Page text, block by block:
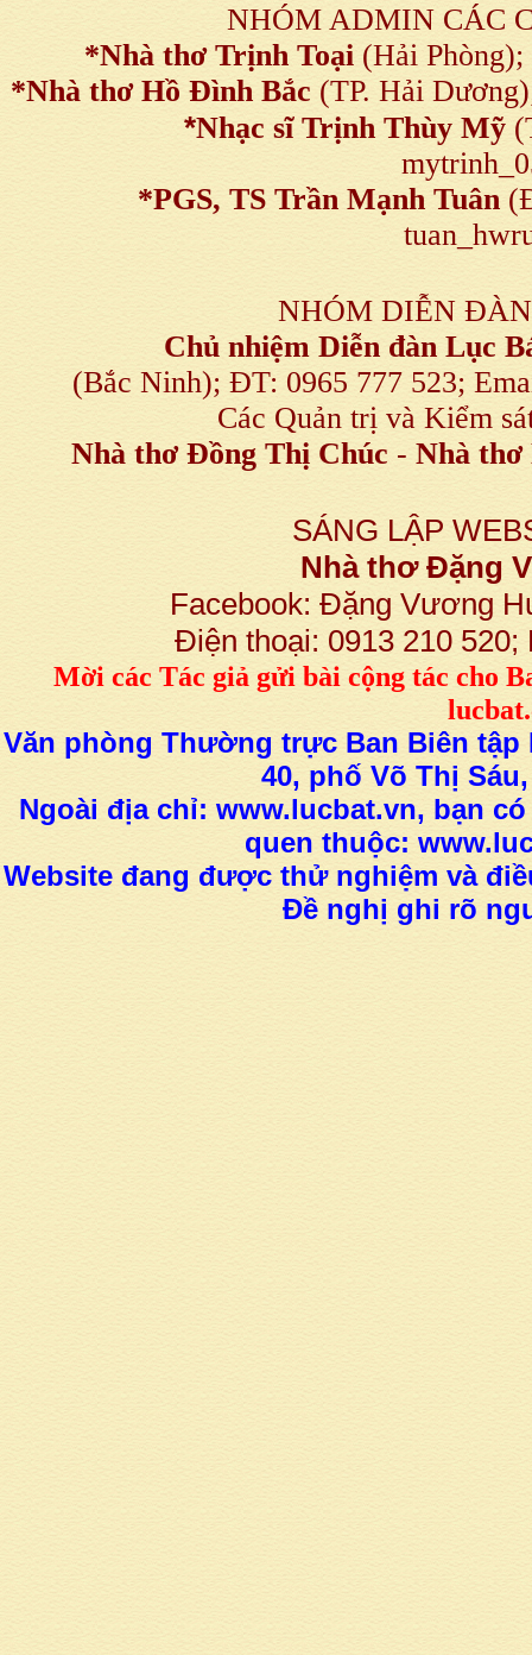
NHÓM ADMIN CÁC
*Nhà thơ Trịnh Toại (Hải
*Nhà thơ Hồ Đình Bắc (TP. Hải
*Nhạc sĩ Trịnh Thùy Mỹ
*PGS, TS Trần Mạnh Tuân
NHÓM DIỄN
Chủ nhiệm Diễn đàn Lục
(Bắc Ninh); ĐT: 0965 777 523;
Các Quản trị và Kiểm
Nhà thơ Đồng Thị Chúc - Nhà thơ
SÁNG LẬP
Nhà thơ Đặng
Facebook: Đặng Vương
Điện thoại: 0913 210
Mời các Tác giả gửi bàicộng tác cho
Văn phòng Thường trực Ban Biên tập
40, phố Võ Thị
Ngoài địa chỉ: www.lucbat.vn, bạn
quen thuộc:
Website đang được thử nghiệm và
Đề nghị ghi rõ